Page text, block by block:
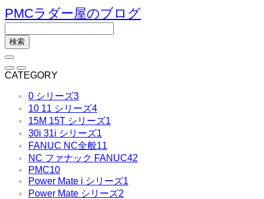
PMCラダー屋のブログ
CATEGORY
0 シリーズ3
10 11 シリーズ4
15M 15T シリーズ1
30i 31i シリーズ1
FANUC NC全般11
NC ファナック FANUC42
PMC10
Power Mate i シリーズ1
Power Mate シリーズ2